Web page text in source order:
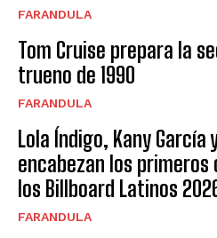
FARANDULA
Tom Cruise prepara la
trueno de 1990
FARANDULA
Lola Índigo, Kany García
encabezan los
los Billboard Latinos
FARANDULA